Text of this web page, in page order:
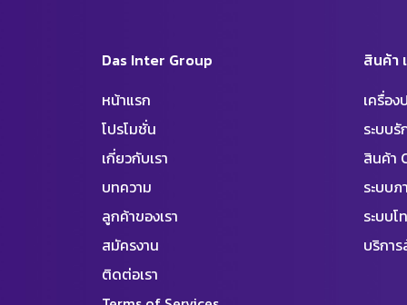
Das Inter Group
หน้าแรก
โปรโมชั่น
เกี่ยวกับเรา
บทความ
ลูกค้าของเรา
สมัครงาน
ติดต่อเรา
สินค้า
เครื่อ
ระบบ
สินค้า
ระบบภ
ระบบ
บริกา